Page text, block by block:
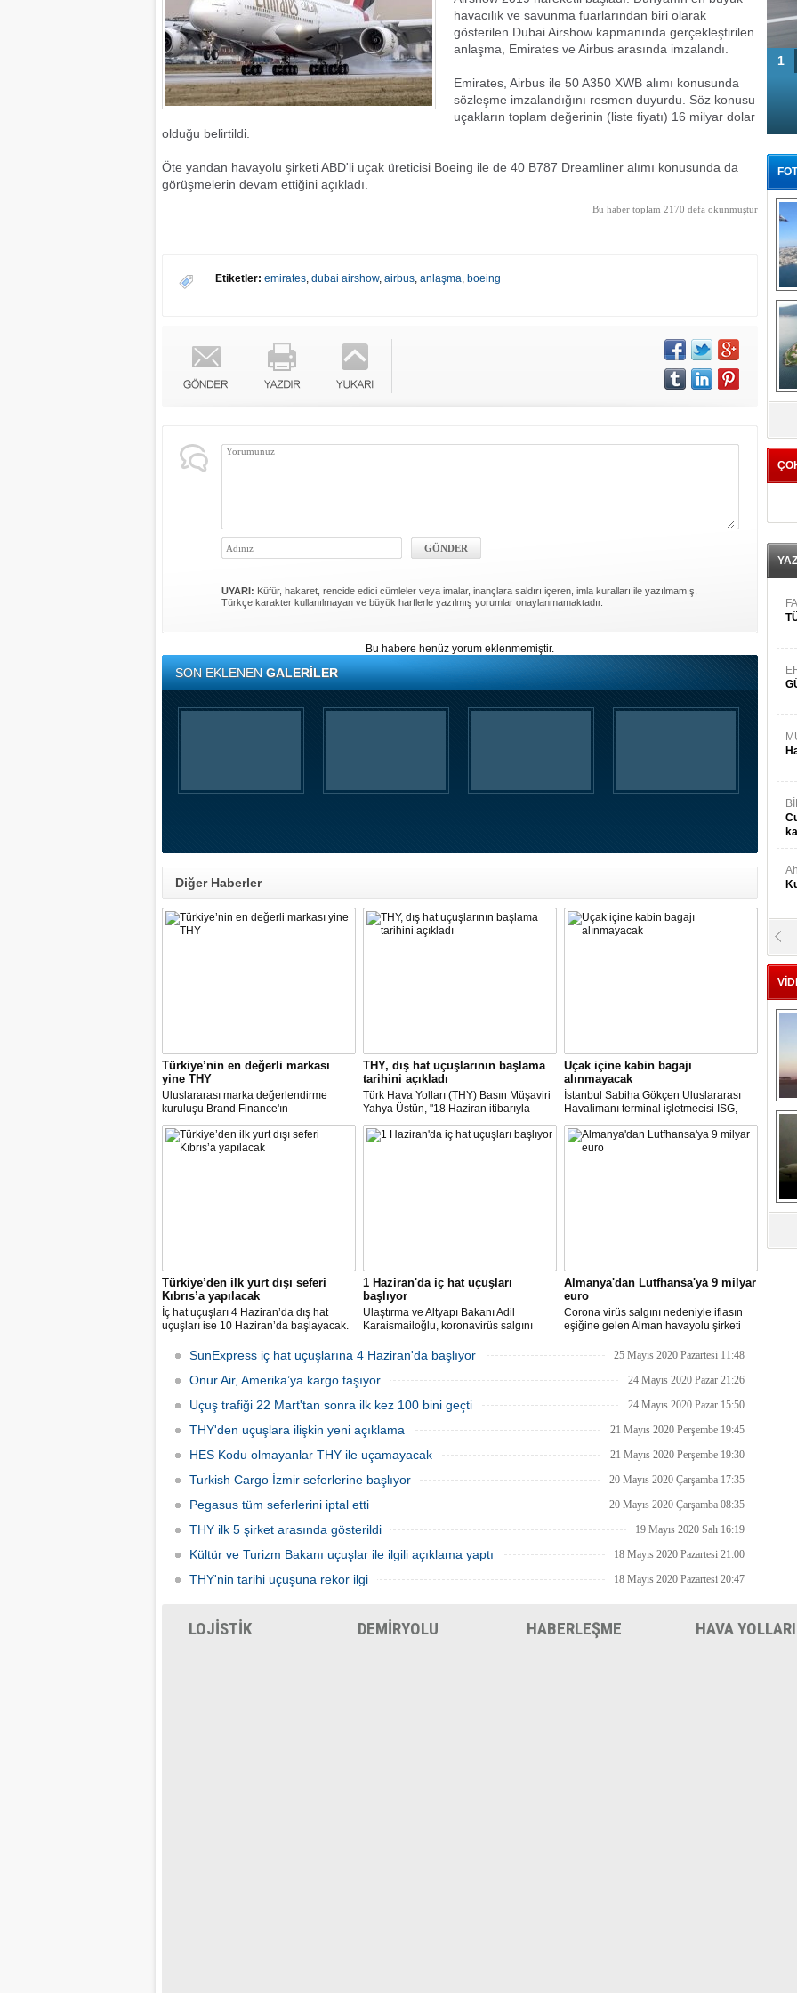
havacılık ve savunma fuarlarından biri olarak
gösterilen Dubai Airshow kapmanında gerçekleştirilen
anlaşma, Emirates ve Airbus arasında imzalandı.
Emirates, Airbus ile 50 A350 XWB alımı konusunda
sözleşme imzalandığını resmen duyurdu. Söz konusu
uçakların toplam değerinin (liste fiyatı) 16 milyar dolar
olduğu belirtildi.
Öte yandan havayolu şirketi ABD'li uçak üreticisi Boeing ile de 40 B787 Dreamliner alımı konusunda da
görüşmelerin devam ettiğini açıkladı.
Bu haber toplam 2170 defa okunmuştur
Etiketler: emirates, dubai airshow, airbus, anlaşma, boeing
UYARI: Küfür, hakaret, rencide edici cümleler veya imalar, inançlara saldırı içeren, imla kuralları ile yazılmamış,
Türkçe karakter kullanılmayan ve büyük harflerle yazılmış yorumlar onaylanmamaktadır.
Bu habere henüz yorum eklenmemiştir.
SON EKLENENGALERİLER
Diğer Haberler
Türkiye’nin en değerli markası
yine THY
Uluslararası marka değerlendirme
kuruluşu Brand Finance'ın
araştırmasına göre Türk Hava Yolları, 2
milyar dolara yaklaşan marka değeriyle
bu yıl da "Türkiye'nin en değerli
THY, dış hat uçuşlarının başlama
tarihini açıkladı
Türk Hava Yolları (THY) Basın Müşaviri
Yahya Üstün, "18 Haziran itibarıyla
Avrupa’daki 16 şehirden Anadolu’daki
14 noktaya direkt uçmaya başlayacağız"
Uçak içine kabin bagajı
alınmayacak
İstanbul Sabiha Gökçen Uluslararası
Havalimanı terminal işletmecisi ISG,
yarın başlayacak iç hat uçuşlarında
uçak içerisine kabin bagajı kabul
edilmeyeceğini duyurdu.
Türkiye’den ilk yurt dışı seferi
Kıbrıs’a yapılacak
İç hat uçuşları 4 Haziran’da dış hat
uçuşları ise 10 Haziran’da başlayacak.
olacak.
1 Haziran'da iç hat uçuşları
başlıyor
Ulaştırma ve Altyapı Bakanı Adil
Karaismailoğlu, koronavirüs salgını
seferlerinin, 1 Haziran itibarıyla iç
hatlarda yeniden başlayacağını bildirdi.
Almanya'dan Lutfhansa'ya 9 milyar
euro
Corona virüs salgını nedeniyle iflasın
eşiğine gelen Alman havayolu şirketi
anlaşma sağlandı.
SunExpress iç hat uçuşlarına 4 Haziran'da başlıyor 25 Mayıs 2020 Pazartesi 11:48
Onur Air, Amerika’ya kargo taşıyor 24 Mayıs 2020 Pazar 21:26
Uçuş trafiği 22 Mart'tan sonra ilk kez 100 bini geçti 24 Mayıs 2020 Pazar 15:50
THY'den uçuşlara ilişkin yeni açıklama 21 Mayıs 2020 Perşembe 19:45
HES Kodu olmayanlar THY ile uçamayacak 21 Mayıs 2020 Perşembe 19:30
Turkish Cargo İzmir seferlerine başlıyor 20 Mayıs 2020 Çarşamba 17:35
Pegasus tüm seferlerini iptal etti 20 Mayıs 2020 Çarşamba 08:35
THY ilk 5 şirket arasında gösterildi 19 Mayıs 2020 Salı 16:19
Kültür ve Turizm Bakanı uçuşlar ile ilgili açıklama yaptı 18 Mayıs 2020 Pazartesi 21:00
THY'nin tarihi uçuşuna rekor ilgi 18 Mayıs 2020 Pazartesi 20:47
1
LOJİSTİK DEMİRYOLU HABERLEŞME HAVA YOLLARI